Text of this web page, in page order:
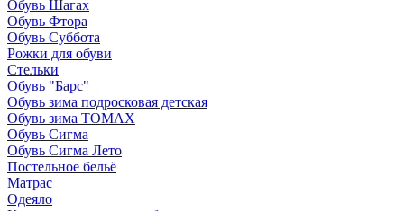
Обувь Шагах
Обувь Фтора
Обувь Суббота
Рожки для обуви
Стельки
Обувь "Барс"
Обувь зима подросковая детская
Обувь зима ТОМАХ
Обувь Сигма
Обувь Сигма Лето
Постельное бельё
Матрас
Одеяло